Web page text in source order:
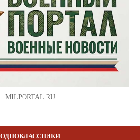
MILPORTAL.RU
ОДНОКЛАССНИКИ